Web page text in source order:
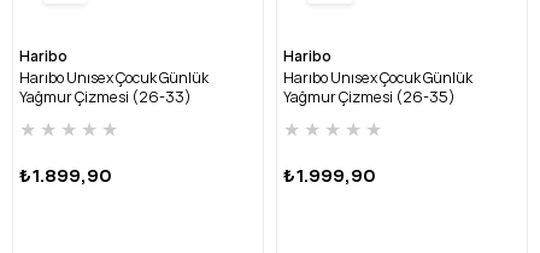
Haribo
Harıbo Unısex Çocuk Günlük
Yağmur Çizmesi (26-33)
★ ★ ★ ★ ★
₺1.899,90
Haribo
Harıbo Unısex Çocuk Günlük
Yağmur Çizmesi (26-35)
★ ★ ★ ★ ★
₺1.999,90